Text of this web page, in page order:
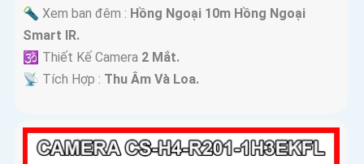
🔦 Xem ban đêm : Hồng Ngoại 10m Hồng Ngoại
Smart IR.
🕉️ Thiết Kế Camera 2 Mắt.
️📡 Tích Hợp : Thu Âm Và Loa.